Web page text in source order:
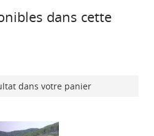
dans cette
dans votre panier